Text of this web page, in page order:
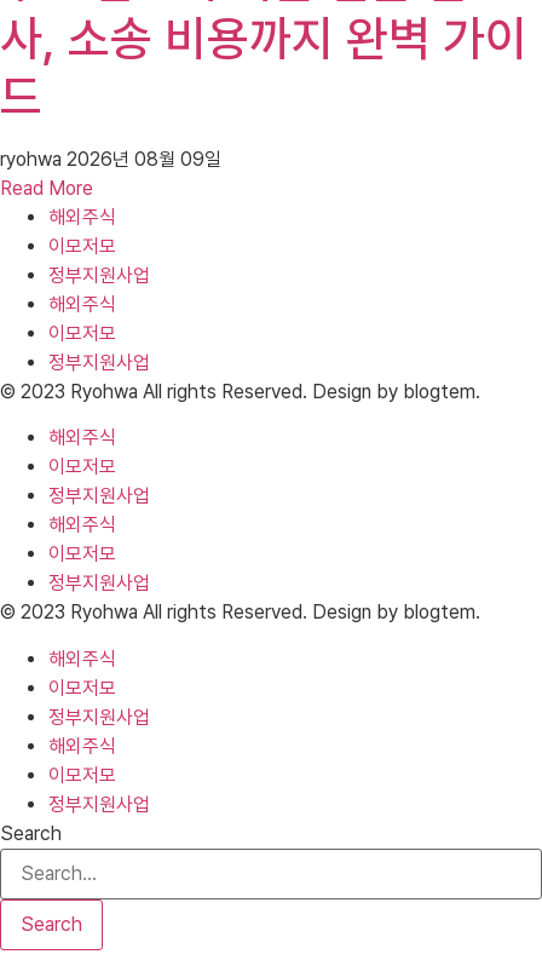
사, 소송 비용까지 완벽 가이
드
ryohwa 2026년 08월 09일
Read More
해외주식
이모저모
정부지원사업
해외주식
이모저모
정부지원사업
© 2023 Ryohwa All rights Reserved. Design by blogtem.
해외주식
이모저모
정부지원사업
해외주식
이모저모
정부지원사업
© 2023 Ryohwa All rights Reserved. Design by blogtem.
해외주식
이모저모
정부지원사업
해외주식
이모저모
정부지원사업
Search
Search